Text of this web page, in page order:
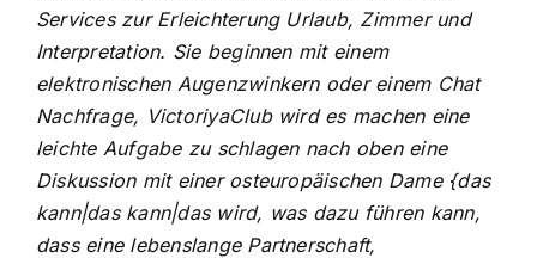
Services zur Erleichterung Urlaub, Zimmer und
Interpretation. Sie beginnen mit einem
elektronischen Augenzwinkern oder einem Chat
Nachfrage, VictoriyaClub wird es machen eine
leichte Aufgabe zu schlagen nach oben eine
Diskussion mit einer osteuropäischen Dame {das
kann|das kann|das wird, was dazu führen kann,
dass eine lebenslange Partnerschaft,